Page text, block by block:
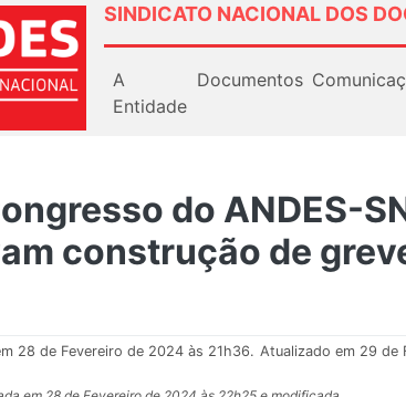
SINDICATO NACIONAL DOS
A
Entidade
Documentos
do ANDES-
construção de
28 de Fevereiro de 2024 às 21h36. Atualizado em 29 de